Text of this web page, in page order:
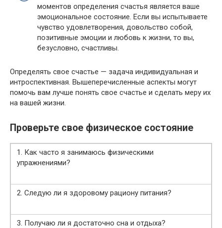
моментов определения счастья является ваше
эмоциональное состояние. Если вы испытываете
чувство удовлетворения, довольство собой,
позитивные эмоции и любовь к жизни, то вы,
безусловно, счастливы.
Определять свое счастье — задача индивидуальная и
интроспективная. Вышеперечисленные аспекты могут
помочь вам лучше понять свое счастье и сделать меру их
на вашей жизни.
Проверьте свое физическое состояние
1. Как часто я занимаюсь физическими
упражнениями?
2. Следую ли я здоровому рациону питания?
3. Получаю ли я достаточно сна и отдыха?